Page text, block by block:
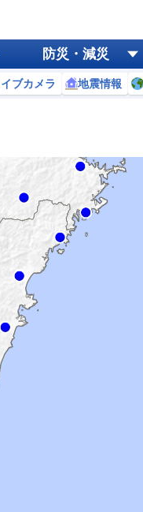
防災・減災
ブカメラ 地震情報